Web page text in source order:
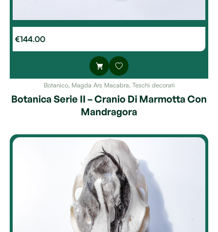
€144.00
Botanico, Magda Ars Macabra, Teschi decorati
Botanica Serie II – Cranio Di Marmotta Con
Mandragora